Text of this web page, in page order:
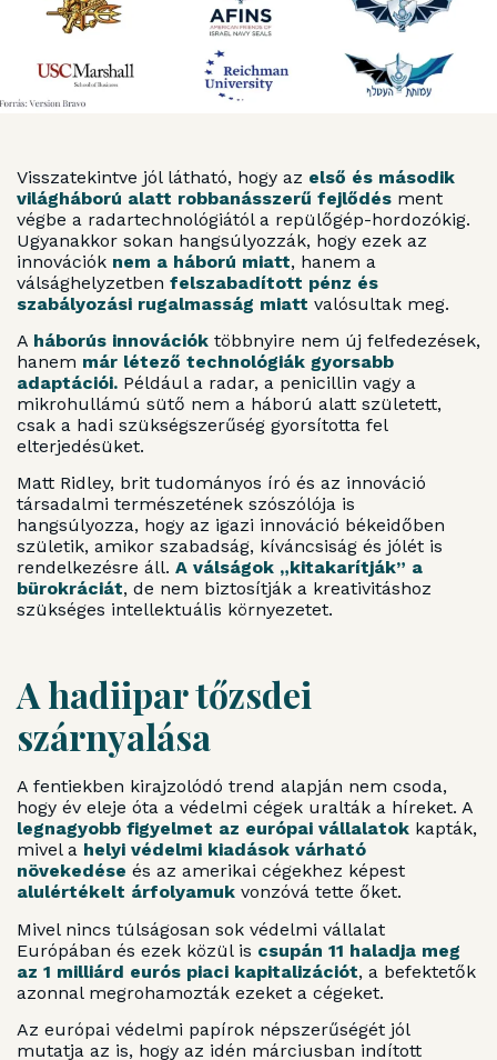
Visszatekintve jól látható, hogy az első és második
világháború alatt robbanásszerű fejlődés ment
végbe a radartechnológiától a repülőgép-hordozókig.
Ugyanakkor sokan hangsúlyozzák, hogy ezek az
innovációk nem a háború miatt, hanem a
válsághelyzetben felszabadított pénz és
szabályozási rugalmasság miatt valósultak meg.
A háborús innovációk többnyire nem új felfedezések,
hanem már létező technológiák gyorsabb
adaptációi. Például a radar, a penicillin vagy a
mikrohullámú sütő nem a háború alatt született,
csak a hadi szükségszerűség gyorsította fel
elterjedésüket.
Matt Ridley, brit tudományos író és az innováció
társadalmi természetének szószólója is
hangsúlyozza, hogy az igazi innováció békeidőben
születik, amikor szabadság, kíváncsiság és jólét is
rendelkezésre áll. A válságok „kitakarítják” a
bürokráciát, de nem biztosítják a kreativitáshoz
szükséges intellektuális környezetet.
A hadiipar tőzsdei
szárnyalása
A fentiekben kirajzolódó trend alapján nem csoda,
hogy év eleje óta a védelmi cégek uralták a híreket. A
legnagyobb figyelmet az európai vállalatok kapták,
mivel a helyi védelmi kiadások várható
növekedése és az amerikai cégekhez képest
alulértékelt árfolyamuk vonzóvá tette őket.
Mivel nincs túlságosan sok védelmi vállalat
Európában és ezek közül is csupán 11 haladja meg
az 1 milliárd eurós piaci kapitalizációt, a befektetők
azonnal megrohamozták ezeket a cégeket.
Az európai védelmi papírok népszerűségét jól
mutatja az is, hogy az idén márciusban indított